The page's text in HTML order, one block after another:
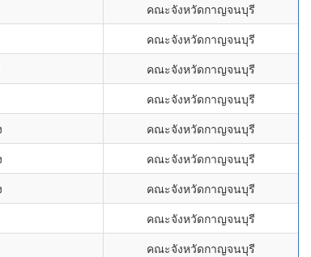
คณะจังหวัดกาญจนบุรี
คณะจังหวัดกาญจนบุรี
คณะจังหวัดกาญจนบุรี
คณะจังหวัดกาญจนบุรี
คณะจังหวัดกาญจนบุรี
คณะจังหวัดกาญจนบุรี
คณะจังหวัดกาญจนบุรี
คณะจังหวัดกาญจนบุรี
คณะจังหวัดกาญจนบุรี